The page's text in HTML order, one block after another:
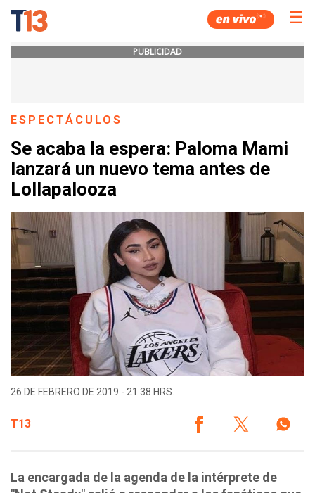
☰
PUBLICIDAD
ESPECTÁCULOS
Se acaba la espera: Paloma Mami
lanzará un nuevo tema antes de
Lollapalooza
26 DE FEBRERO DE 2019 - 21:38 HRS.
T13
La encargada de la agenda de la intérprete de